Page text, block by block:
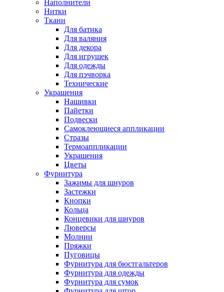
Наполнители
Нитки
Ткани
Для батика
Для валяния
Для декора
Для игрушек
Для одежды
Для пэчворка
Технические
Украшения
Нашивки
Пайетки
Подвески
Самоклеющиеся аппликации
Стразы
Термоаппликации
Украшения
Цветы
Фурнитура
Зажимы для шнуров
Застежки
Кнопки
Кольца
Концевики для шнуров
Люверсы
Молнии
Пряжки
Пуговицы
Фурнитура для бюстгальтеров
Фурнитура для одежды
Фурнитура для сумок